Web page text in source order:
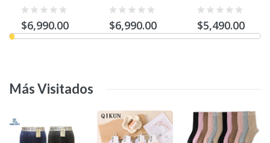
$6,990.00 $6,990.00 $5,490.00
MásVisitados